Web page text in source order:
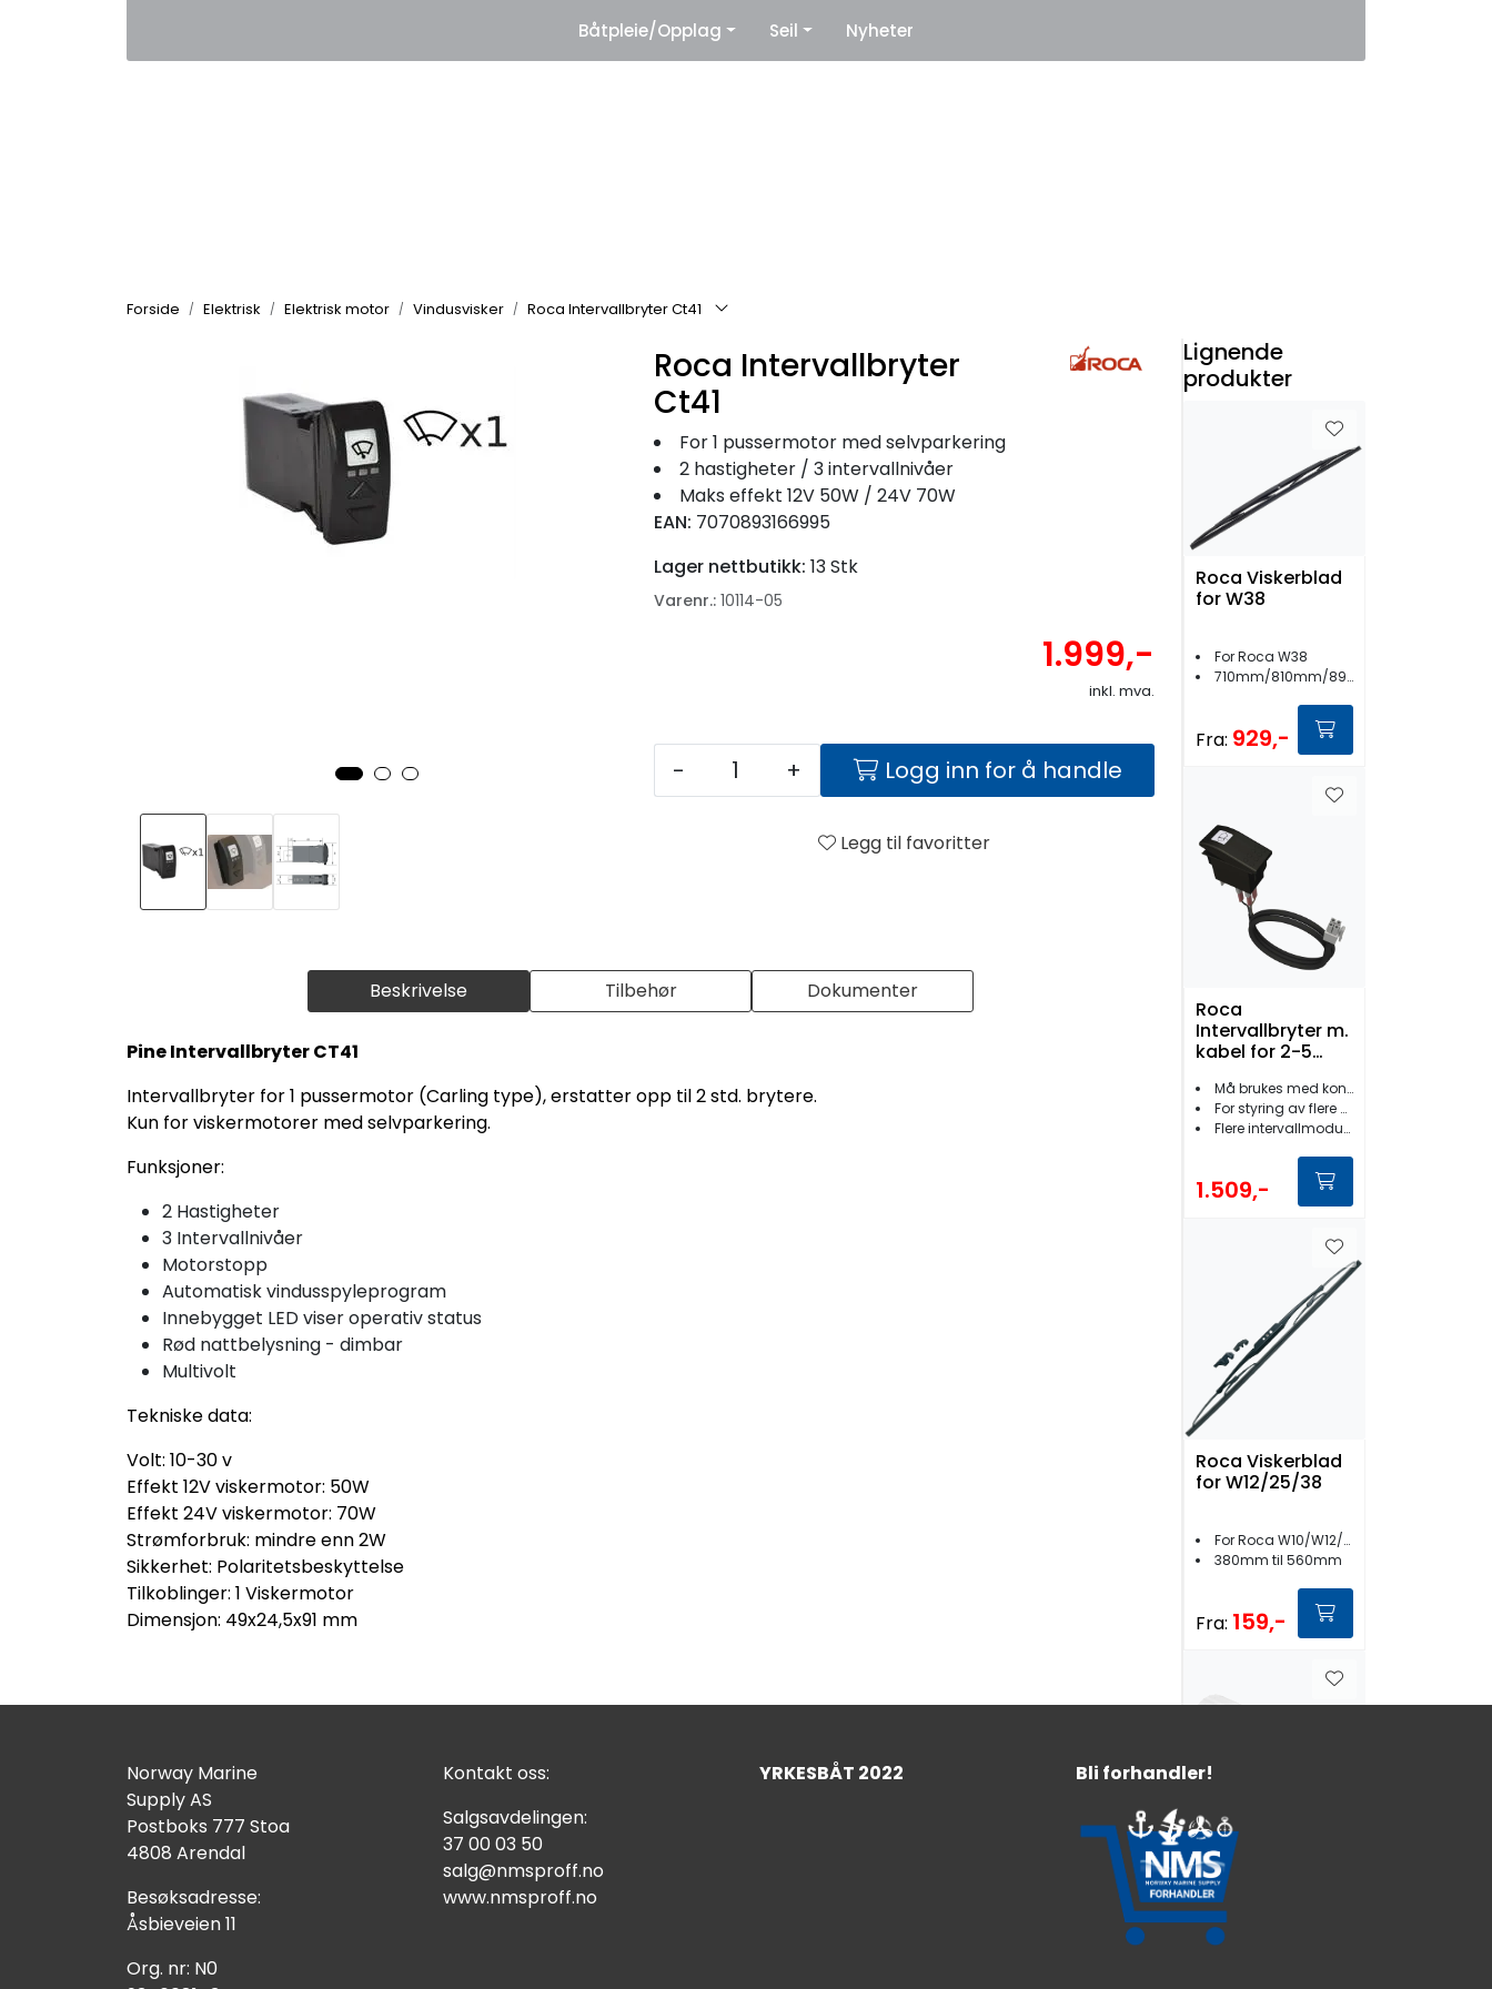
Leverandører
Båtpleie/Opplag Seil Nyheter
Forside Elektrisk Elektrisk motor Vindusvisker Roca Intervallbryter Ct41
Beskrivelse Tilbehør Dokumenter
Pine Intervallbryter CT41
Intervallbryter for 1 pussermotor (Carling type), erstatter opp til 2 std. brytere.
Kun for viskermotorer med selvparkering.
Funksjoner:
2 Hastigheter
3 Intervallnivåer
Motorstopp
Automatisk vindusspyleprogram
Innebygget LED viser operativ status
Rød nattbelysning - dimbar
Multivolt
Tekniske data:
Volt: 10-30 v
Effekt 12V viskermotor: 50W
Effekt 24V viskermotor: 70W
Strømforbruk: mindre enn 2W
Sikkerhet: Polaritetsbeskyttelse
Tilkoblinger: 1 Viskermotor
Dimensjon: 49x24,5x91 mm
Roca Intervallbryter
Ct41
For 1 pussermotor med selvparkering
2 hastigheter / 3 intervallnivåer
Maks effekt 12V 50W / 24V 70W
EAN: 7070893166995
Lager nettbutikk: 13 Stk
Varenr.: 10114-05
1.999,-
inkl. mva.
- + Logg inn for å handle
Legg til favoritter
Lignende
produkter
Roca Viskerblad
for W38
For Roca W38
710mm/810mm/890mm
Fra: 929,-
Roca
Intervallbryter m.
kabel for 2-5
Må brukes med kontrollboks
For styring av flere viskermotorer
Flere intervallmoduser
1.509,-
Roca Viskerblad
for W12/25/38
For Roca W10/W12/W38L
380mm til 560mm
Fra: 159,-
Roca
Viskermotor W12
Norway Marine
Supply AS
Postboks 777 Stoa
4808 Arendal
Besøksadresse:
Åsbieveien 11
Org. nr: N0
Kontakt oss:
Salgsavdelingen:
37 00 03 50
salg@nmsproff.no
www.nmsproff.no
YRKESBÅT 2022 Bli forhandler!